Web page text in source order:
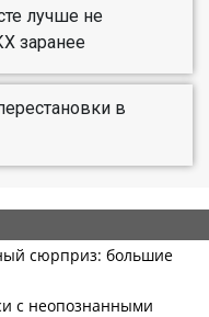
лучше не
заранее
в